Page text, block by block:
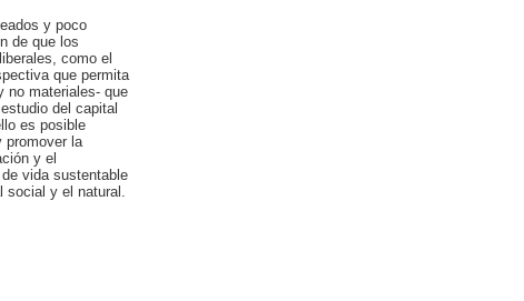
y poco
de que los
como el
que permita
no materiales- que
del capital
es posible
promover la
y el
vida sustentable
social y el natural.